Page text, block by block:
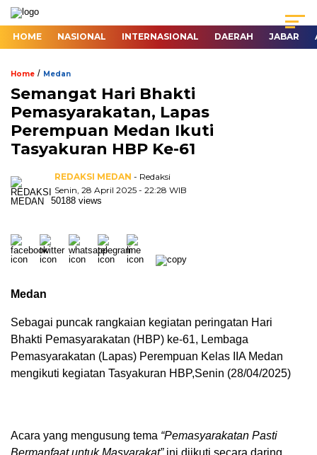
HOME NASIONAL INTERNASIONAL DAERAH JABAR
Home / Medan
Semangat Hari Bhakti
Pemasyarakatan, Lapas
Perempuan Medan Ikuti
Tasyakuran HBP Ke-61
REDAKSI MEDAN - Redaksi
Senin, 28 April 2025 - 22:28 WIB
50188 views
Medan
Sebagai puncak rangkaian kegiatan peringatan Hari
Bhakti Pemasyarakatan (HBP) ke-61, Lembaga
Pemasyarakatan (Lapas) Perempuan Kelas IIA Medan
mengikuti kegiatan Tasyakuran HBP,Senin (28/04/2025)
Acara yang mengusung tema “Pemasyarakatan Pasti
Bermanfaat untuk Masyarakat”ini diikuti secara daring